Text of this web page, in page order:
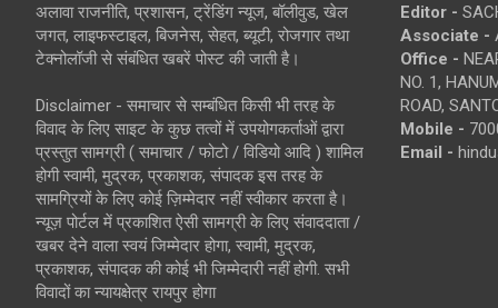
अलावा राजनीति, प्रशासन, ट्रेंडिंग न्यूज, बॉलीवुड, खेल
जगत, लाइफस्टाइल, बिजनेस, सेहत, ब्यूटी, रोजगार तथा
टेक्नोलॉजी से संबंधित खबरें पोस्ट की जाती है।
Disclaimer - समाचार से सम्बंधित किसी भी तरह के
विवाद के लिए साइट के कुछ तत्वों में उपयोगकर्ताओं द्वारा
प्रस्तुत सामग्री ( समाचार / फोटो / विडियो आदि ) शामिल
होगी स्वामी, मुद्रक, प्रकाशक, संपादक इस तरह के
सामग्रियों के लिए कोई ज़िम्मेदार नहीं स्वीकार करता है।
न्यूज़ पोर्टल में प्रकाशित ऐसी सामग्री के लिए संवाददाता /
खबर देने वाला स्वयं जिम्मेदार होगा, स्वामी, मुद्रक,
प्रकाशक, संपादक की कोई भी जिम्मेदारी नहीं होगी. सभी
विवादों का न्यायक्षेत्र रायपुर होगा
Editor -
Associate -
Office -
NO. 1,
ROAD,
Mobile -
Email -